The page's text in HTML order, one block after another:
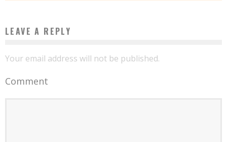
LEAVE A REPLY
Your email address will not be published.
Comment